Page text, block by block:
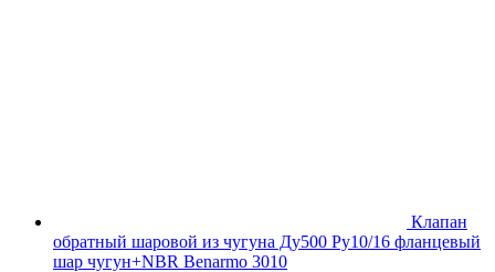
Клапан
обратный шаровой из чугуна Ду500 Ру10/16 фланцевый
шар чугун+NBR Benarmo 3010